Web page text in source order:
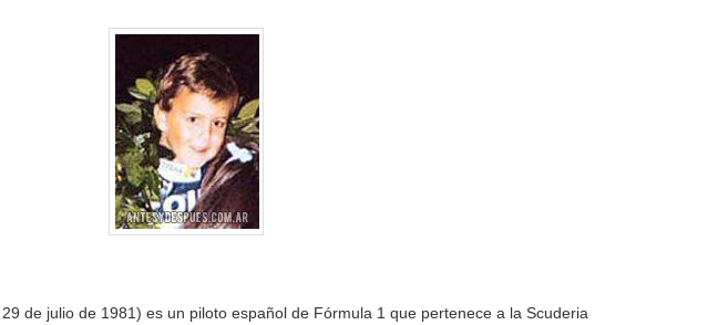
de julio de 1981) es un piloto español de Fórmula 1 que pertenece a la Scuderia